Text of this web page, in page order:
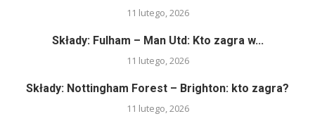
11 lutego, 2026
Składy: Fulham – Man Utd: Kto zagra w...
11 lutego, 2026
Składy: Nottingham Forest – Brighton: kto zagra?
11 lutego, 2026